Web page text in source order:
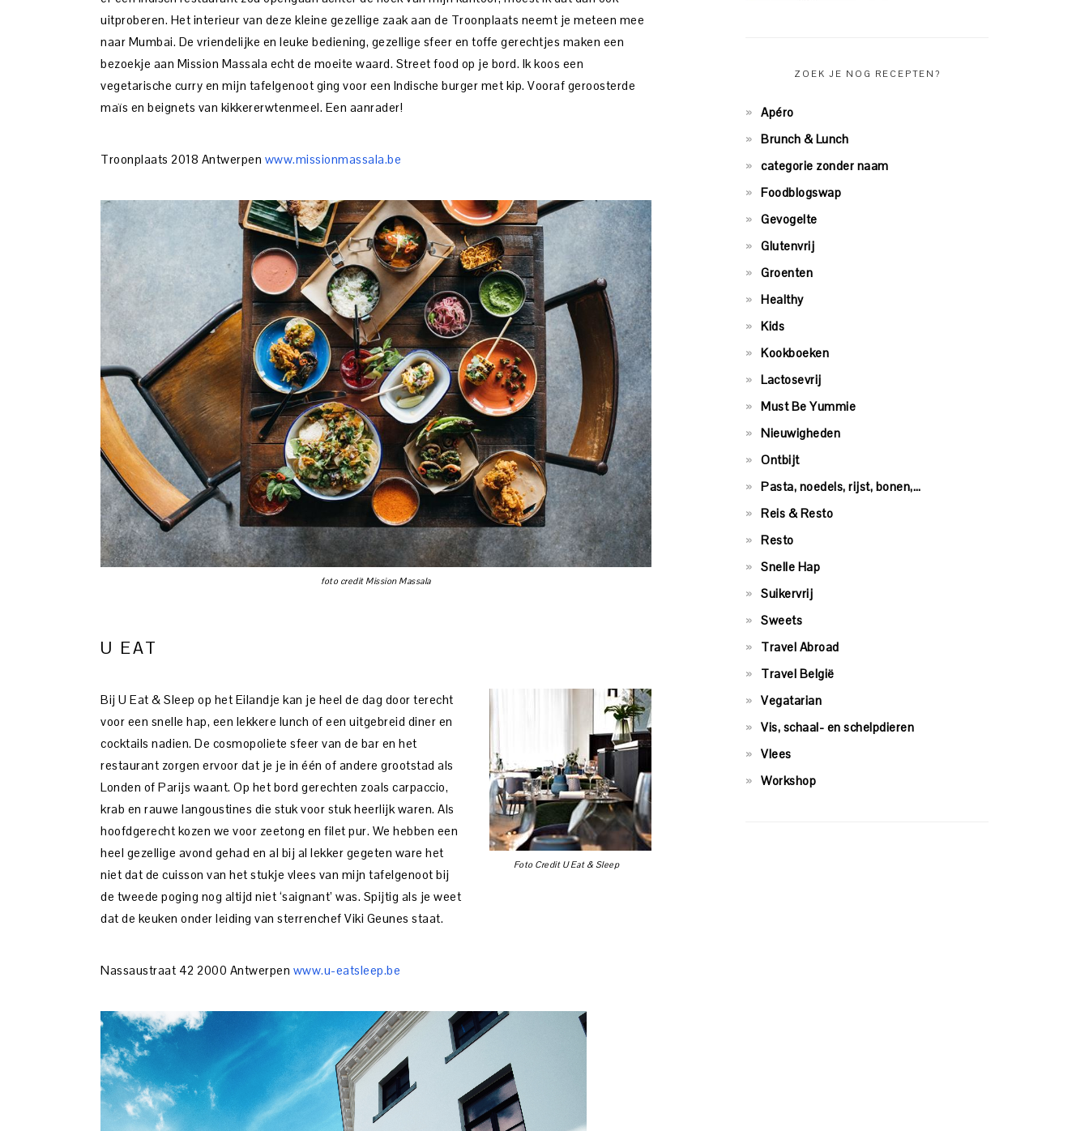
uitproberen. Het interieur van deze kleine gezellige zaak aan de Troonplaats neemt je meteen mee
naar Mumbai. De vriendelijke en leuke bediening, gezellige sfeer en toffe gerechtjes maken een
bezoekje aan Mission Massala echt de moeite waard. Street food op je bord. Ik koos een
vegetarische curry en mijn tafelgenoot ging voor een Indische burger met kip. Vooraf geroosterde
maïs en beignets van kikkererwtenmeel. Een aanrader!
Troonplaats 2018 Antwerpen www.missionmassala.be
foto credit Mission Massala
U EAT
Foto Credit U Eat & Sleep
Bij U Eat & Sleep op het Eilandje kan je heel de dag door terecht
voor een snelle hap, een lekkere lunch of een uitgebreid diner en
cocktails nadien. De cosmopoliete sfeer van de bar en het
restaurant zorgen ervoor dat je je in één of andere grootstad als
Londen of Parijs waant. Op het bord gerechten zoals carpaccio,
krab en rauwe langoustines die stuk voor stuk heerlijk waren. Als
hoofdgerecht kozen we voor zeetong en filet pur. We hebben een
heel gezellige avond gehad en al bij al lekker gegeten ware het
niet dat de cuisson van het stukje vlees van mijn tafelgenoot bij
de tweede poging nog altijd niet ‘saignant’ was. Spijtig als je weet
dat de keuken onder leiding van sterrenchef Viki Geunes staat.
Nassaustraat 42 2000 Antwerpen www.u-eatsleep.be
ZOEK JE NOG RECEPTEN?
Apéro
Brunch & Lunch
categorie zonder naam
Foodblogswap
Gevogelte
Glutenvrij
Groenten
Healthy
Kids
Kookboeken
Lactosevrij
Must Be Yummie
Nieuwigheden
Ontbijt
Pasta, noedels, rijst, bonen,…
Reis & Resto
Resto
Snelle Hap
Suikervrij
Sweets
Travel Abroad
Travel België
Vegatarian
Vis, schaal- en schelpdieren
Vlees
Workshop